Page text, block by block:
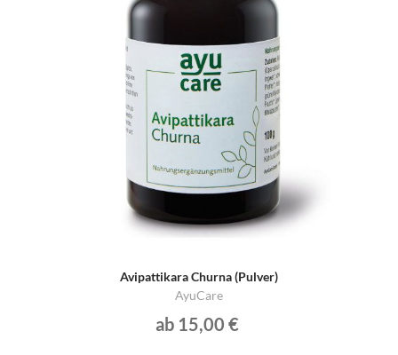
Avipattikara Churna (Pulver)
AyuCare
ab 15,00 €